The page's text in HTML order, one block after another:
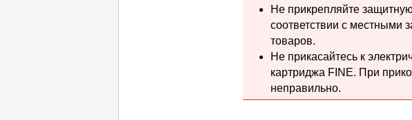
Не прикрепляйте
соответствии с местными
товаров.
Не прикасайтесь к
картриджа FINE. При
неправильно.